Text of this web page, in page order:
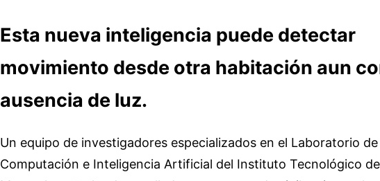
Esta nueva inteligencia puede detectar
movimiento desde otra habitación aun
ausencia de luz.
Un equipo de investigadores especializados en el Laboratorio de
Computación e Inteligencia Artificial del Instituto Tecnológico de